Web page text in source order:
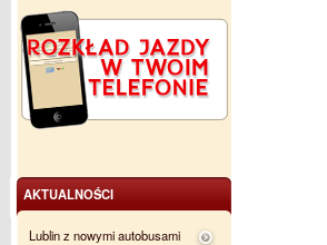
AKTUALNOŚCI
Lublin z nowymi autobusami